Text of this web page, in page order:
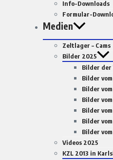
Info-Downloads
Formular-
Medien
Zeltlager – Cams
Bilder 2025
Bilder
Bilder
Bilder
Bilder
Bilder
Bilder
Bilder
Videos 2025
KZL 2013 in